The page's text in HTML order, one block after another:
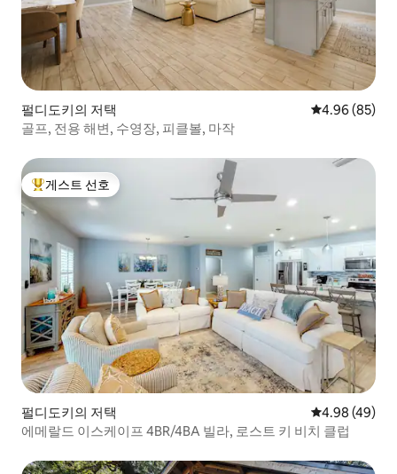
펄디도키의 저택 평점 4.96점(5
4.96 (85)
골프, 전용 해변, 수영장, 피클볼, 마작
상위 게스트 선호
게스트 선호
펄디도키의 저택 평점 4.98점(5
4.98 (49)
에메랄드 이스케이프 4BR/4BA 빌라, 로스트 키 비치 클럽